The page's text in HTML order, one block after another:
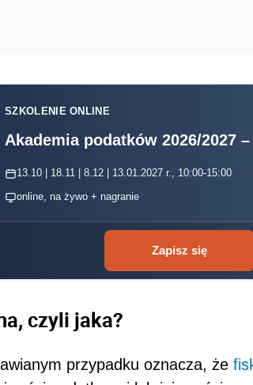
SZKOLENIE ONLINE
Akademia podatków 2026/2027
13.10 | 18.11 | 8.12 | 13.01.2027 r., 10:00-15:00
online, na żywo + nagranie
Zapisz się
czyli jaka?
przypadku oznacza, że